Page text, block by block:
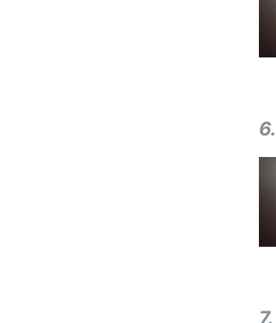
6.
7.